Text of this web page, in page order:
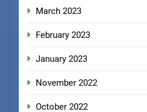
March 2023
February 2023
January 2023
November 2022
October 2022